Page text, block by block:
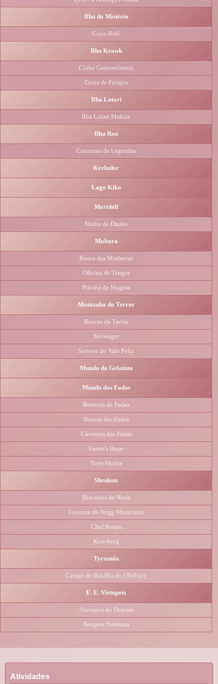
Ilha do Mistério
Coco Roll
Ilha Krawk
Clube Gastronômico
Gruta de Fungos
Ilha Lutari
Ilha Lutari Mobile
Ilha Roo
Concurso de Legendas
Kreludor
Lago Kiko
Meridell
Ninho de Draiks
Moltara
Busca das Minhocas
Oficina de Tangor
Piscina de Magma
Montanha do Terror
Buscas da Taelia
Snowager
Sorvete do Vale Feliz
Mundo da Gelatina
Mundo das Fadas
Bonecas de Fadas
Buscas das Fadas
Cavernas das Fadas
Faerie's Hope
Torre Oculta
Shenkuu
Biscoitos de Noda
Caverna do Negg Misterioso
Chef Bonju
Kou-Jong
Tyrannia
Campo de Batalha do Obelisco
E. E. Virtupets
Alavanca do Destino
Neopets Premium
Atividades